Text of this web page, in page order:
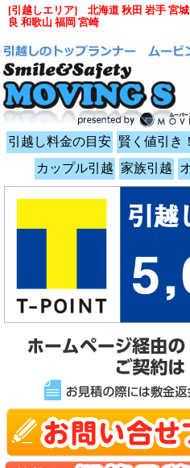
引越し料金の目安 賢く値引き
カップル引越 家族引越
[引越しエリア] 北海道 秋田 岩手 宮
良 和歌山 福岡 宮崎